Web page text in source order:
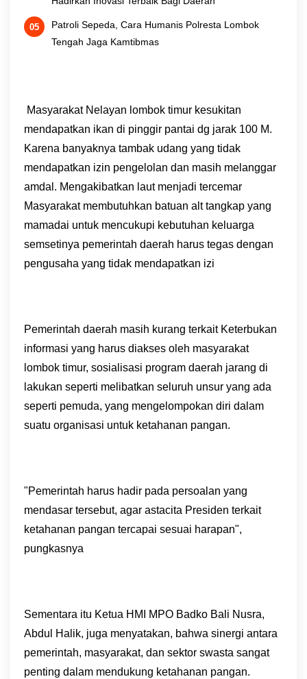
Patroli Sepeda, Cara Humanis Polresta Lombok
Tengah Jaga Kamtibmas
Masyarakat Nelayan lombok timur kesukitan
mendapatkan ikan di pinggir pantai dg jarak 100 M.
Karena banyaknya tambak udang yang tidak
mendapatkan izin pengelolan dan masih melanggar
amdal. Mengakibatkan laut menjadi tercemar
Masyarakat membutuhkan batuan alt tangkap yang
mamadai untuk mencukupi kebutuhan keluarga
semsetinya pemerintah daerah harus tegas dengan
pengusaha yang tidak mendapatkan izi
Pemerintah daerah masih kurang terkait Keterbukan
informasi yang harus diakses oleh masyarakat
lombok timur, sosialisasi program daerah jarang di
lakukan seperti melibatkan seluruh unsur yang ada
seperti pemuda, yang mengelompokan diri dalam
suatu organisasi untuk ketahanan pangan.
"Pemerintah harus hadir pada persoalan yang
mendasar tersebut, agar astacita Presiden terkait
ketahanan pangan tercapai sesuai harapan",
pungkasnya
Sementara itu Ketua HMI MPO Badko Bali Nusra,
Abdul Halik, juga menyatakan, bahwa sinergi antara
pemerintah, masyarakat, dan sektor swasta sangat
penting dalam mendukung ketahanan pangan.